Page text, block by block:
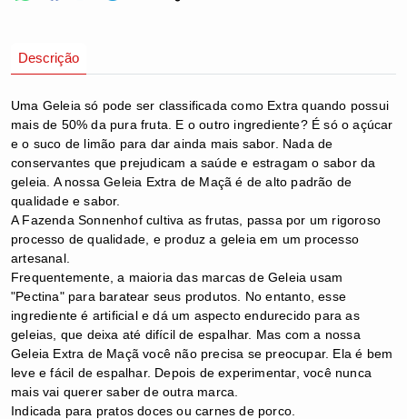
Descrição
Uma Geleia só pode ser classificada como Extra quando possui
mais de 50% da pura fruta. E o outro ingrediente? É só o açúcar
e o suco de limão para dar ainda mais sabor. Nada de
conservantes que prejudicam a saúde e estragam o sabor da
geleia. A nossa Geleia Extra de Maçã é de alto padrão de
qualidade e sabor.
A Fazenda Sonnenhof cultiva as frutas, passa por um rigoroso
processo de qualidade, e produz a geleia em um processo
artesanal.
Frequentemente, a maioria das marcas de Geleia usam
"Pectina" para baratear seus produtos. No entanto, esse
ingrediente é artificial e dá um aspecto endurecido para as
geleias, que deixa até difícil de espalhar. Mas com a nossa
Geleia Extra de Maçã você não precisa se preocupar. Ela é bem
leve e fácil de espalhar. Depois de experimentar, você nunca
mais vai querer saber de outra marca.
Indicada para pratos doces ou carnes de porco.